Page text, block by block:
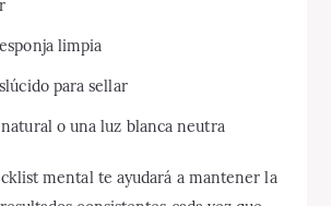
limpia
para sellar
o una luz blanca neutra
mental te ayudará a mantener la